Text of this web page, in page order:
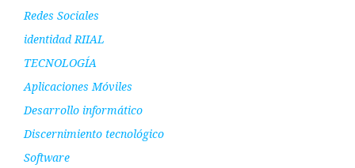
Redes Sociales
identidad RIIAL
TECNOLOGÍA
Aplicaciones Móviles
Desarrollo informático
Discernimiento tecnológico
Software